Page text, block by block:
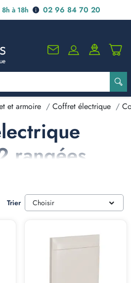
à 18h 02 96 84 70 20
et armoire Coffret électrique
rangées
Trier Choisir